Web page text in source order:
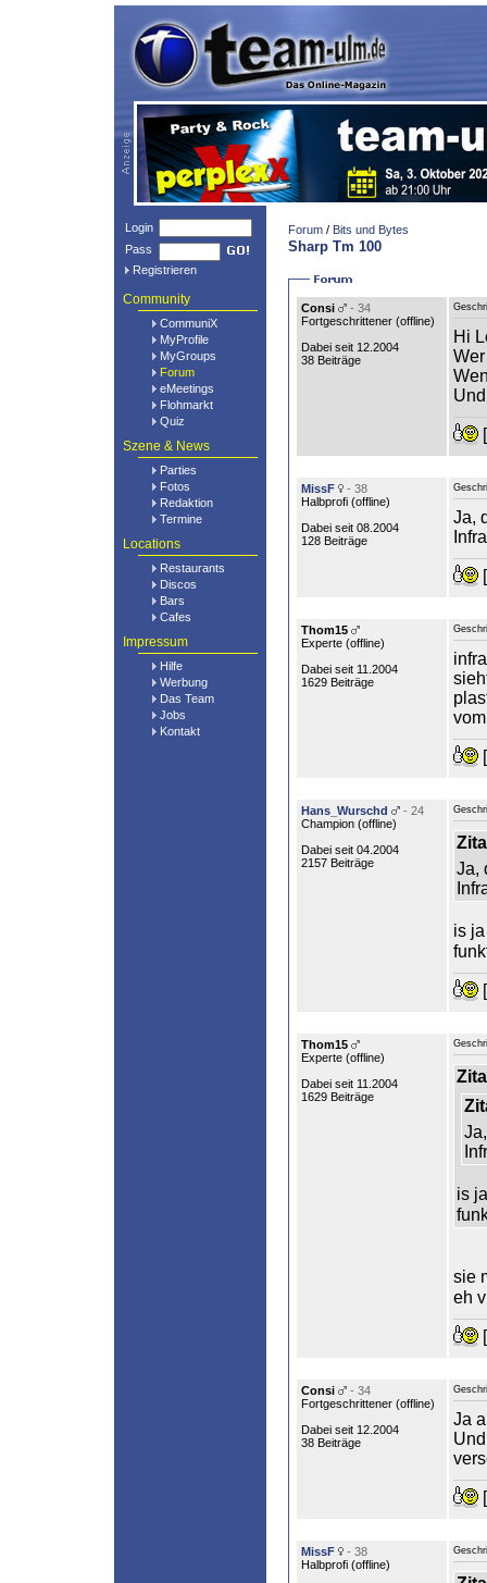
Login
Pass
Registrieren
Community
CommuniX
MyProfile
MyGroups
Forum
eMeetings
Flohmarkt
Quiz
Szene & News
Parties
Fotos
Redaktion
Termine
Locations
Restaurants
Discos
Bars
Cafes
Impressum
Hilfe
Werbung
Das Team
Jobs
Kontakt
Forum / Bits und Bytes
Sharp Tm 100
Consi
- 34
Fortgeschrittener (offline)
Dabei seit 12.2004
38 Beiträge
Hi
[
MissF
- 38
Halbprofi (offline)
Dabei seit 08.2004
128 Beiträge
Ja,
[
Thom15
Experte (offline)
Dabei seit 11.2004
1629 Beiträge
[
Hans_Wurschd
- 24
Champion (offline)
Dabei seit 04.2004
2157 Beiträge
Ja,
is
[
Thom15
Experte (offline)
Dabei seit 11.2004
1629 Beiträge
is
sie
eh
[
Consi
- 34
Fortgeschrittener (offline)
Dabei seit 12.2004
38 Beiträge
Ja
[
MissF
- 38
Halbprofi (offline)